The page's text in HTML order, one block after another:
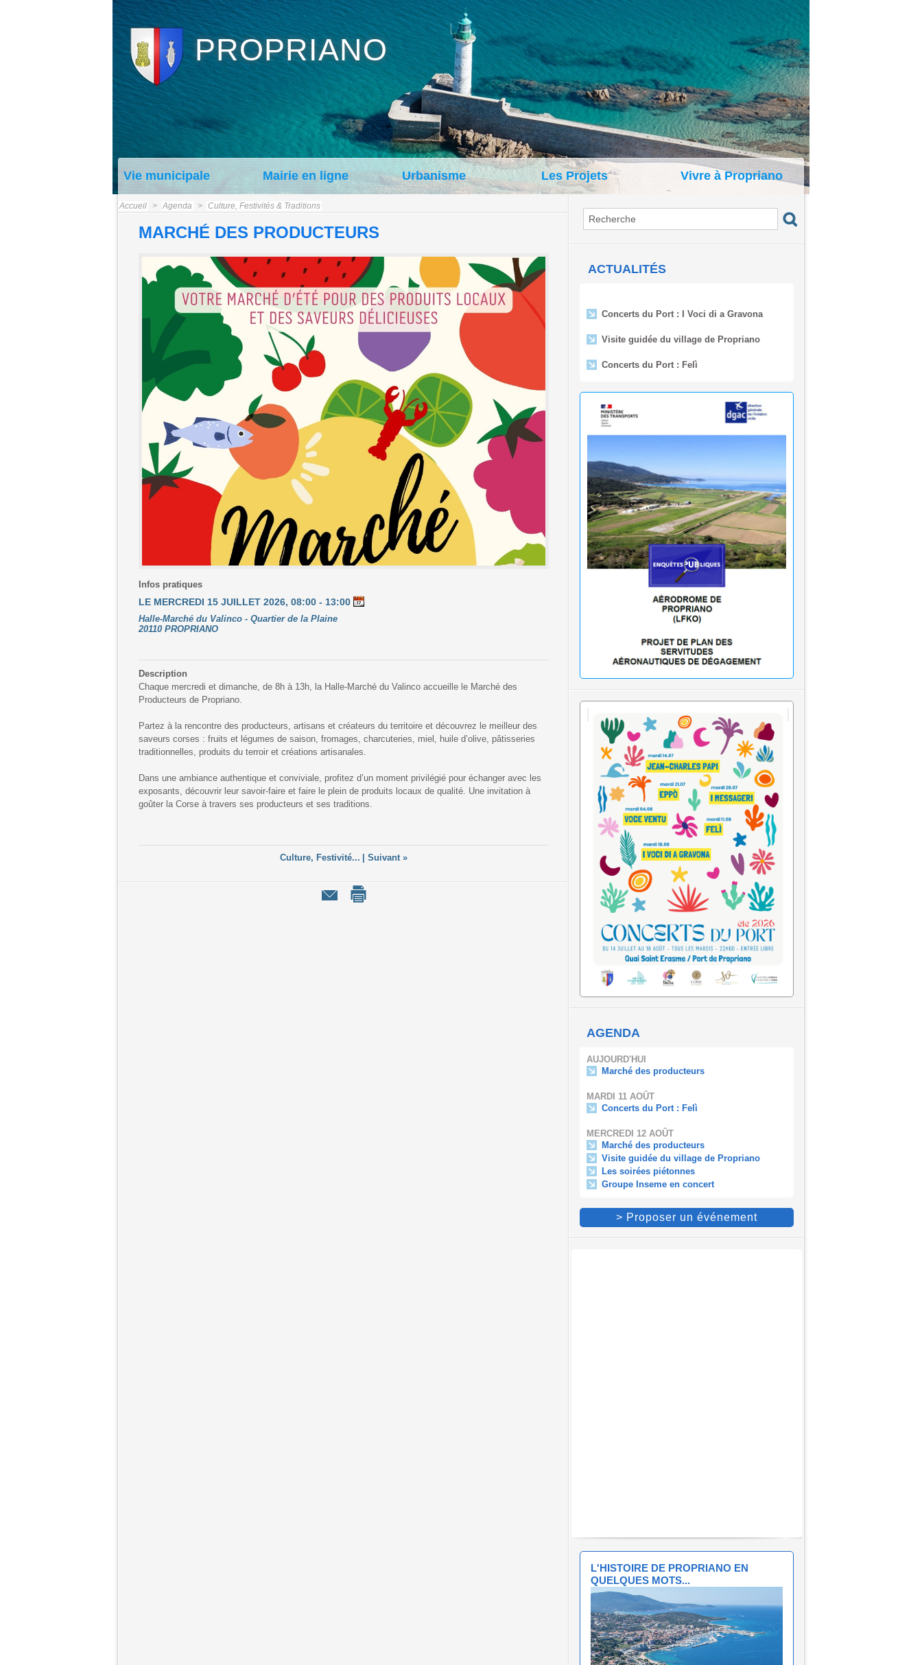
PROPRIANO
Vie municipale Mairie en ligne Urbanisme Les Projets Vivre à Propriano
Accueil > Agenda > Culture, Festivités & Traditions
MARCHÉ DES PRODUCTEURS
Infos pratiques
LE MERCREDI 15 JUILLET 2026, 08:00 - 13:00
Halle-Marché du Valinco - Quartier de la Plaine
20110 PROPRIANO
Description
Chaque mercredi et dimanche, de 8h à 13h, la Halle-Marché du Valinco accueille le Marché des
Producteurs de Propriano.
Partez à la rencontre des producteurs, artisans et créateurs du territoire et découvrez le meilleur des
saveurs corses : fruits et légumes de saison, fromages, charcuteries, miel, huile d’olive, pâtisseries
traditionnelles, produits du terroir et créations artisanales.
Dans une ambiance authentique et conviviale, profitez d’un moment privilégié pour échanger avec les
exposants, découvrir leur savoir-faire et faire le plein de produits locaux de qualité. Une invitation à
goûter la Corse à travers ses producteurs et ses traditions.
Culture, Festivité... Suivant »
ACTUALITÉS
l'Établissement du plan de servitudes
aéronautiques de dégagement de l’aérodrome
Lido - Purraja ✅
Fermeture temporaire de la baignade Plage
du Lido - Purraja par mesure de précaution
Décision du Maire du 09 juillet 2026
AGENDA
AUJOURD'HUI
Marché des producteurs
MARDI 11 AOÛT
Concerts du Port : Felì
MERCREDI 12 AOÛT
Marché des producteurs
Visite guidée du village de Propriano
Les soirées piétonnes
Groupe Inseme en concert
> Proposer un événement
L'HISTOIRE DE PROPRIANO EN
QUELQUES MOTS...